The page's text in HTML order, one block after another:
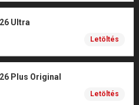
Ultra
Letöltés
Plus Original
Letöltés